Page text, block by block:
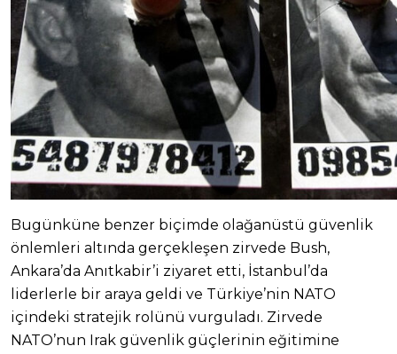
Bugünküne benzer biçimde olağanüstü güvenlik
önlemleri altında gerçekleşen zirvede Bush,
Ankara’da Anıtkabir’i ziyaret etti, İstanbul’da
liderlerle bir araya geldi ve Türkiye’nin NATO
içindeki stratejik rolünü vurguladı. Zirvede
NATO’nun Irak güvenlik güçlerinin eğitimine